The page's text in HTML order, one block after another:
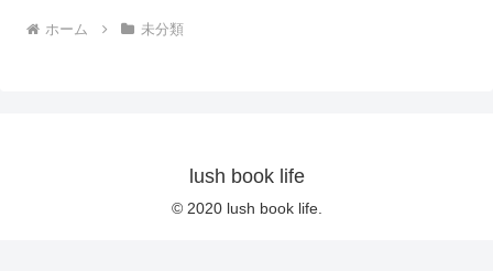
ホーム 未分類
lush book life
© 2020 lush book life.